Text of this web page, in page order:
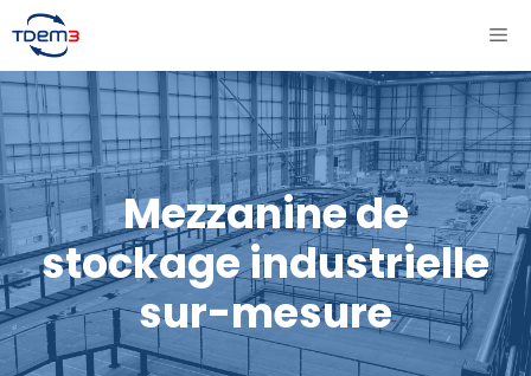
Aller
au
contenu
Mezzanine de
stockage industrielle
sur-mesure